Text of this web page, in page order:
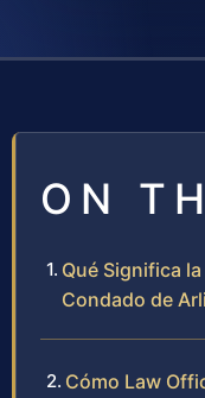
ON
Qué Significa
Condado de
Cómo Law